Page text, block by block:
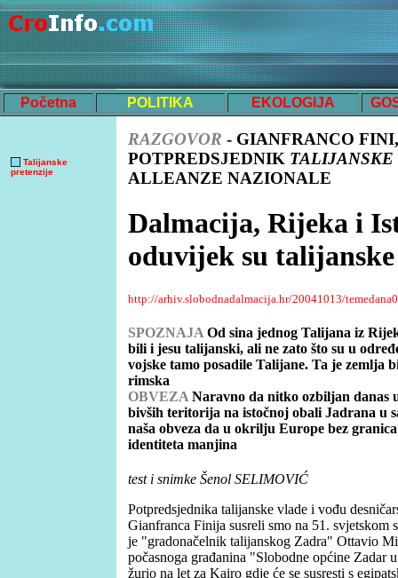
Početna POLITIKA EKOLOGIJA
Talijanske
pretenzije
RAZGOVOR - GIANFRANCO FINI,
POTPREDSJEDNIK
ALLEANZE NAZIONALE
Dalmacija, Rijeka i
oduvijek su
http://arhiv.slobodnadalmacija.hr/20041013/
SPOZNAJA Od sina jednog Talijana iz
bili i jesu talijanski, ali ne zato što su u
vojske tamo posadile Talijane. Ta je zemlja
rimska
OBVEZA Naravno da nitko ozbiljan danas
bivših teritorija na istočnoj obali Jadrana u
naša obveza da u okrilju Europe bez
identiteta manjina
test i snimke Šenol SELIMOVIĆ
Potpredsjednika talijanske vlade i vođu
Gianfranca Finija susreli smo na 51. svjetskom
je "gradonačelnik talijanskog Zadra" Ottavio
počasnoga građanina "Slobodne općine Zadar
žurio na let za Kairo gdje će se susresti s